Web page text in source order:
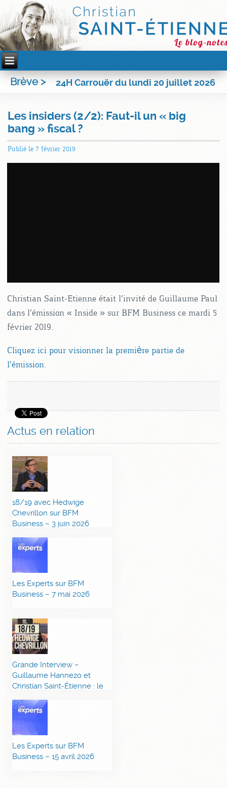
Brève > 24H Carrouër du lundi 20 juillet 2026
Les insiders (2/2): Faut-il un « big
bang » fiscal ?
Publié le 7 février 2019
Christian Saint-Etienne était l’invité de Guillaume Paul
dans l’émission « Inside » sur BFM Business ce mardi 5
février 2019.
Cliquez ici pour visionner la première partie de
l’émission.
Actus en relation
18/19 avec Hedwige
Chevrillon sur BFM
Business – 3 juin 2026
Les Experts sur BFM
Business – 7 mai 2026
Grande Interview –
Guillaume Hannezo et
Christian Saint-Étienne : le
6 Mds € – 21/04
Les Experts sur BFM
Business – 15 avril 2026